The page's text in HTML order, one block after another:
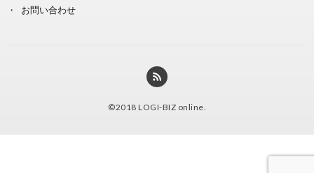
お問い合わせ
©2018 LOGI-BIZ online